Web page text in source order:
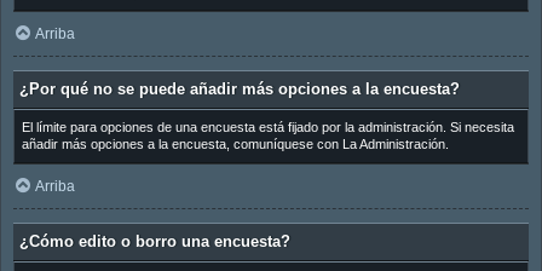
Arriba
¿Por qué no se puede añadir más opciones a la encuesta?
El límite para opciones de una encuesta está fijado por la administración. Si necesita
añadir más opciones a la encuesta, comuníquese con La Administración.
Arriba
¿Cómo edito o borro una encuesta?